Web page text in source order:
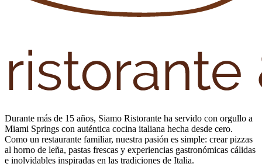
Durante más de 15 años, Siamo Ristorante ha servido con orgullo a
Miami Springs con auténtica cocina italiana hecha desde cero.
Como un restaurante familiar, nuestra pasión es simple: crear pizzas
al horno de leña, pastas frescas y experiencias gastronómicas cálidas
e inolvidables inspiradas en las tradiciones de Italia.